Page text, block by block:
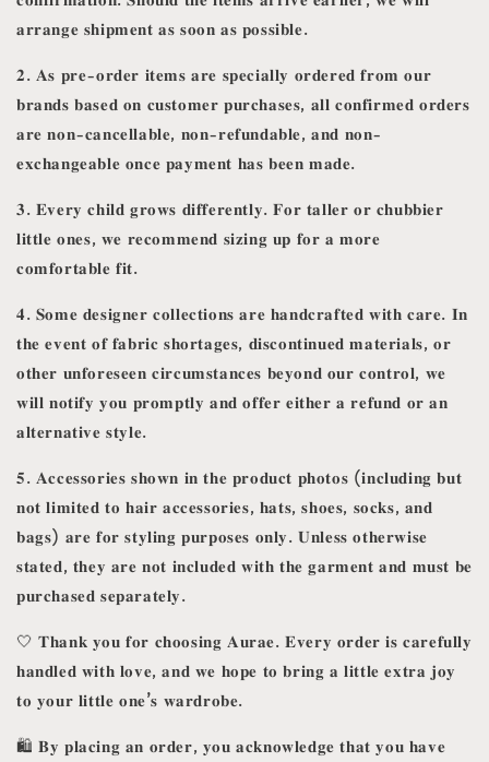
𝐚𝐫𝐫𝐚𝐧𝐠𝐞 𝐬𝐡𝐢𝐩𝐦𝐞𝐧𝐭 𝐚𝐬 𝐬𝐨𝐨𝐧 𝐚𝐬 𝐩𝐨𝐬𝐬𝐢𝐛𝐥𝐞.
𝟐. 𝐀𝐬 𝐩𝐫𝐞-𝐨𝐫𝐝𝐞𝐫 𝐢𝐭𝐞𝐦𝐬 𝐚𝐫𝐞 𝐬𝐩𝐞𝐜𝐢𝐚𝐥𝐥𝐲 𝐨𝐫𝐝𝐞𝐫𝐞𝐝 𝐟𝐫𝐨𝐦 𝐨𝐮𝐫
𝐛𝐫𝐚𝐧𝐝𝐬 𝐛𝐚𝐬𝐞𝐝 𝐨𝐧 𝐜𝐮𝐬𝐭𝐨𝐦𝐞𝐫 𝐩𝐮𝐫𝐜𝐡𝐚𝐬𝐞𝐬, 𝐚𝐥𝐥 𝐜𝐨𝐧𝐟𝐢𝐫𝐦𝐞𝐝 𝐨𝐫𝐝𝐞𝐫𝐬
𝐚𝐫𝐞 𝐧𝐨𝐧-𝐜𝐚𝐧𝐜𝐞𝐥𝐥𝐚𝐛𝐥𝐞, 𝐧𝐨𝐧-𝐫𝐞𝐟𝐮𝐧𝐝𝐚𝐛𝐥𝐞, 𝐚𝐧𝐝 𝐧𝐨𝐧-
𝐞𝐱𝐜𝐡𝐚𝐧𝐠𝐞𝐚𝐛𝐥𝐞 𝐨𝐧𝐜𝐞 𝐩𝐚𝐲𝐦𝐞𝐧𝐭 𝐡𝐚𝐬 𝐛𝐞𝐞𝐧 𝐦𝐚𝐝𝐞.
𝟑. 𝐄𝐯𝐞𝐫𝐲 𝐜𝐡𝐢𝐥𝐝 𝐠𝐫𝐨𝐰𝐬 𝐝𝐢𝐟𝐟𝐞𝐫𝐞𝐧𝐭𝐥𝐲. 𝐅𝐨𝐫 𝐭𝐚𝐥𝐥𝐞𝐫 𝐨𝐫 𝐜𝐡𝐮𝐛𝐛𝐢𝐞𝐫
𝐥𝐢𝐭𝐭𝐥𝐞 𝐨𝐧𝐞𝐬, 𝐰𝐞 𝐫𝐞𝐜𝐨𝐦𝐦𝐞𝐧𝐝 𝐬𝐢𝐳𝐢𝐧𝐠 𝐮𝐩 𝐟𝐨𝐫 𝐚 𝐦𝐨𝐫𝐞
𝐜𝐨𝐦𝐟𝐨𝐫𝐭𝐚𝐛𝐥𝐞 𝐟𝐢𝐭.
𝟒. 𝐒𝐨𝐦𝐞 𝐝𝐞𝐬𝐢𝐠𝐧𝐞𝐫 𝐜𝐨𝐥𝐥𝐞𝐜𝐭𝐢𝐨𝐧𝐬 𝐚𝐫𝐞 𝐡𝐚𝐧𝐝𝐜𝐫𝐚𝐟𝐭𝐞𝐝 𝐰𝐢𝐭𝐡 𝐜𝐚𝐫𝐞. 𝐈𝐧
𝐭𝐡𝐞 𝐞𝐯𝐞𝐧𝐭 𝐨𝐟 𝐟𝐚𝐛𝐫𝐢𝐜 𝐬𝐡𝐨𝐫𝐭𝐚𝐠𝐞𝐬, 𝐝𝐢𝐬𝐜𝐨𝐧𝐭𝐢𝐧𝐮𝐞𝐝 𝐦𝐚𝐭𝐞𝐫𝐢𝐚𝐥𝐬, 𝐨𝐫
𝐨𝐭𝐡𝐞𝐫 𝐮𝐧𝐟𝐨𝐫𝐞𝐬𝐞𝐞𝐧 𝐜𝐢𝐫𝐜𝐮𝐦𝐬𝐭𝐚𝐧𝐜𝐞𝐬 𝐛𝐞𝐲𝐨𝐧𝐝 𝐨𝐮𝐫 𝐜𝐨𝐧𝐭𝐫𝐨𝐥, 𝐰𝐞
𝐰𝐢𝐥𝐥 𝐧𝐨𝐭𝐢𝐟𝐲 𝐲𝐨𝐮 𝐩𝐫𝐨𝐦𝐩𝐭𝐥𝐲 𝐚𝐧𝐝 𝐨𝐟𝐟𝐞𝐫 𝐞𝐢𝐭𝐡𝐞𝐫 𝐚 𝐫𝐞𝐟𝐮𝐧𝐝 𝐨𝐫 𝐚𝐧
𝐚𝐥𝐭𝐞𝐫𝐧𝐚𝐭𝐢𝐯𝐞 𝐬𝐭𝐲𝐥𝐞.
𝟓. 𝐀𝐜𝐜𝐞𝐬𝐬𝐨𝐫𝐢𝐞𝐬 𝐬𝐡𝐨𝐰𝐧 𝐢𝐧 𝐭𝐡𝐞 𝐩𝐫𝐨𝐝𝐮𝐜𝐭 𝐩𝐡𝐨𝐭𝐨𝐬 (𝐢𝐧𝐜𝐥𝐮𝐝𝐢𝐧𝐠 𝐛𝐮𝐭
𝐧𝐨𝐭 𝐥𝐢𝐦𝐢𝐭𝐞𝐝 𝐭𝐨 𝐡𝐚𝐢𝐫 𝐚𝐜𝐜𝐞𝐬𝐬𝐨𝐫𝐢𝐞𝐬, 𝐡𝐚𝐭𝐬, 𝐬𝐡𝐨𝐞𝐬, 𝐬𝐨𝐜𝐤𝐬, 𝐚𝐧𝐝
𝐛𝐚𝐠𝐬) 𝐚𝐫𝐞 𝐟𝐨𝐫 𝐬𝐭𝐲𝐥𝐢𝐧𝐠 𝐩𝐮𝐫𝐩𝐨𝐬𝐞𝐬 𝐨𝐧𝐥𝐲. 𝐔𝐧𝐥𝐞𝐬𝐬 𝐨𝐭𝐡𝐞𝐫𝐰𝐢𝐬𝐞
𝐬𝐭𝐚𝐭𝐞𝐝, 𝐭𝐡𝐞𝐲 𝐚𝐫𝐞 𝐧𝐨𝐭 𝐢𝐧𝐜𝐥𝐮𝐝𝐞𝐝 𝐰𝐢𝐭𝐡 𝐭𝐡𝐞 𝐠𝐚𝐫𝐦𝐞𝐧𝐭 𝐚𝐧𝐝 𝐦𝐮𝐬𝐭 𝐛𝐞
𝐩𝐮𝐫𝐜𝐡𝐚𝐬𝐞𝐝 𝐬𝐞𝐩𝐚𝐫𝐚𝐭𝐞𝐥𝐲.
🤍 𝐓𝐡𝐚𝐧𝐤 𝐲𝐨𝐮 𝐟𝐨𝐫 𝐜𝐡𝐨𝐨𝐬𝐢𝐧𝐠 𝐀𝐮𝐫𝐚𝐞. 𝐄𝐯𝐞𝐫𝐲 𝐨𝐫𝐝𝐞𝐫 𝐢𝐬 𝐜𝐚𝐫𝐞𝐟𝐮𝐥𝐥𝐲
𝐡𝐚𝐧𝐝𝐥𝐞𝐝 𝐰𝐢𝐭𝐡 𝐥𝐨𝐯𝐞, 𝐚𝐧𝐝 𝐰𝐞 𝐡𝐨𝐩𝐞 𝐭𝐨 𝐛𝐫𝐢𝐧𝐠 𝐚 𝐥𝐢𝐭𝐭𝐥𝐞 𝐞𝐱𝐭𝐫𝐚 𝐣𝐨𝐲
𝐭𝐨 𝐲𝐨𝐮𝐫 𝐥𝐢𝐭𝐭𝐥𝐞 𝐨𝐧𝐞’𝐬 𝐰𝐚𝐫𝐝𝐫𝐨𝐛𝐞.
🛍️ 𝐁𝐲 𝐩𝐥𝐚𝐜𝐢𝐧𝐠 𝐚𝐧 𝐨𝐫𝐝𝐞𝐫, 𝐲𝐨𝐮 𝐚𝐜𝐤𝐧𝐨𝐰𝐥𝐞𝐝𝐠𝐞 𝐭𝐡𝐚𝐭 𝐲𝐨𝐮 𝐡𝐚𝐯𝐞